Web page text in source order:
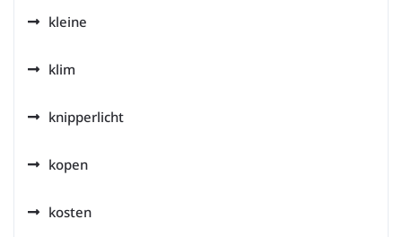
kleine
klim
knipperlicht
kopen
kosten